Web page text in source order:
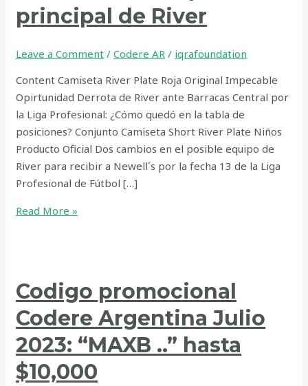
principal de River
Leave a Comment /Codere AR / iqrafoundation
Content Camiseta River Plate Roja Original Impecable
Opirtunidad Derrota de River ante Barracas Central por
la Liga Profesional: ¿Cómo quedó en la tabla de
posiciones? Conjunto Camiseta Short River Plate Niños
Producto Oficial Dos cambios en el posible equipo de
River para recibir a Newell´s por la fecha 13 de la Liga
Profesional de Fútbol […]
Read More »
Codigo promocional
Codere Argentina Julio
2023: “MAXB ..” hasta
$10,000